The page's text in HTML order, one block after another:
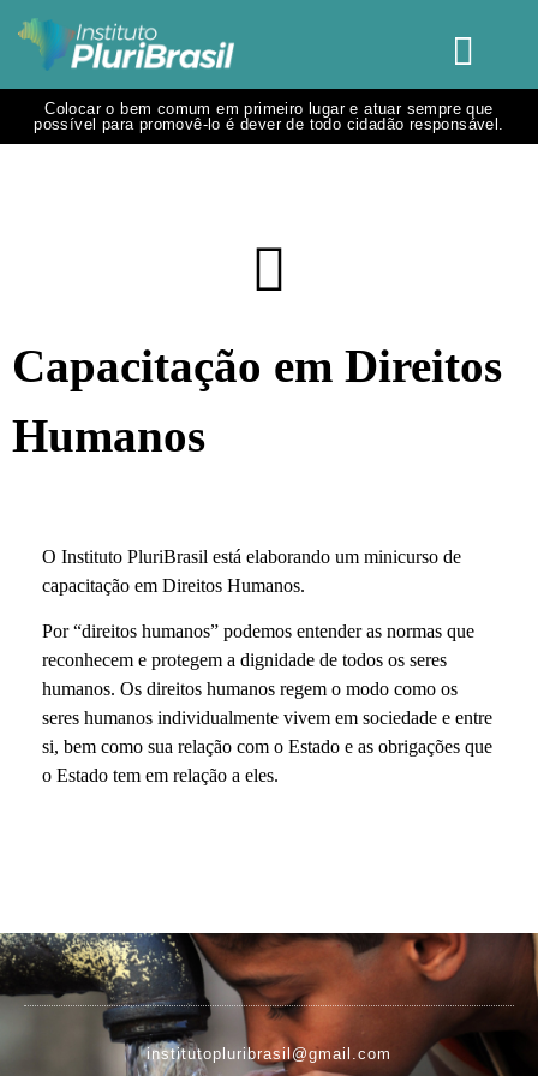
Colocar o bem comum em primeiro lugar e atuar sempre que
possível para promovê-lo é dever de todo cidadão responsável.
Capacitação em Direitos
Humanos
O Instituto PluriBrasil está elaborando um minicurso de
capacitação em Direitos Humanos.
Por “direitos humanos” podemos entender as normas que
reconhecem e protegem a dignidade de todos os seres
humanos. Os direitos humanos regem o modo como os
seres humanos individualmente vivem em sociedade e entre
si, bem como sua relação com o Estado e as obrigações que
o Estado tem em relação a eles.
institutopluribrasil@gmail.com